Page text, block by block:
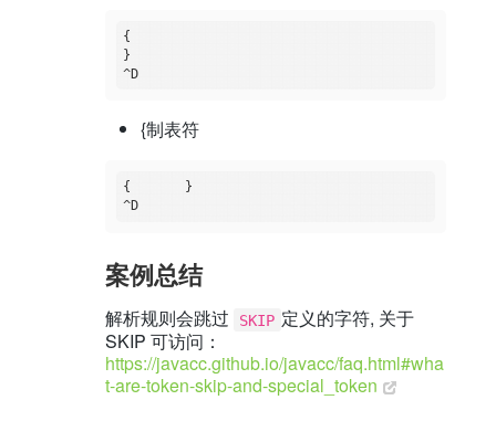
{
}
^D
{制表符
{	}
^D
案例总结
解析规则会跳过 SKIP 定义的字符, 关于
SKIP 可访问：
https://javacc.github.io/javacc/faq.html#wha
t-are-token-skip-and-special_token